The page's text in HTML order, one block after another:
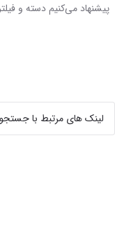
پیشنهاد می‌کنیم دسته و
لینک های مرتبط با